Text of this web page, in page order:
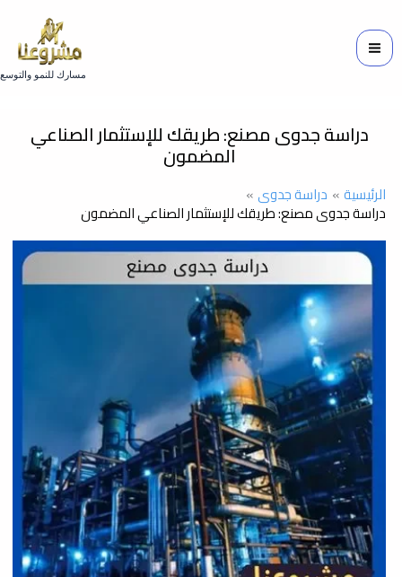
مسارك للنمو والتوسع
دراسة جدوى مصنع: طريقك للإستثمار الصناعي
المضمون
الرئيسية دراسة جدوى
دراسة جدوى مصنع: طريقك للإستثمار الصناعي المضمون